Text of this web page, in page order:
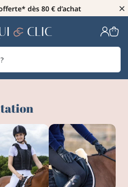
dès 80 € d’achat ×